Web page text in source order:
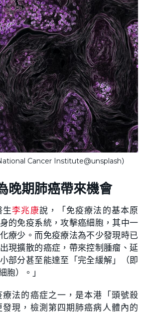
Cancer Institute@unsplash）
晚期肺癌帶來機會
生李兆康說，「免疫療法的基本原
的免疫系統，攻擊癌細胞，其中一
療少。而免疫療法為不少發現時已
現擴散的癌症，帶來控制腫瘤、延
部分甚至能達至「完全緩解」（即
胞）。」
法的癌症之一，是本港「頭號殺
發現，檢測第四期肺癌病人體內的